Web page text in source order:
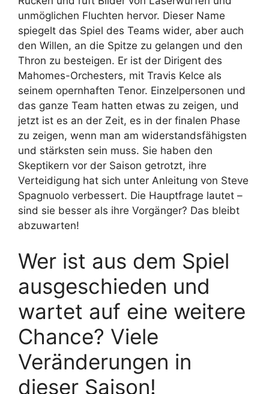
unmöglichen Fluchten hervor. Dieser Name
spiegelt das Spiel des Teams wider, aber auch
den Willen, an die Spitze zu gelangen und den
Thron zu besteigen. Er ist der Dirigent des
Mahomes-Orchesters, mit Travis Kelce als
seinem opernhaften Tenor. Einzelpersonen und
das ganze Team hatten etwas zu zeigen, und
jetzt ist es an der Zeit, es in der finalen Phase
zu zeigen, wenn man am widerstandsfähigsten
und stärksten sein muss. Sie haben den
Skeptikern vor der Saison getrotzt, ihre
Verteidigung hat sich unter Anleitung von Steve
Spagnuolo verbessert. Die Hauptfrage lautet –
sind sie besser als ihre Vorgänger? Das bleibt
abzuwarten!
Wer ist aus dem Spiel
ausgeschieden und
wartet auf eine weitere
Chance? Viele
Veränderungen in
dieser Saison!